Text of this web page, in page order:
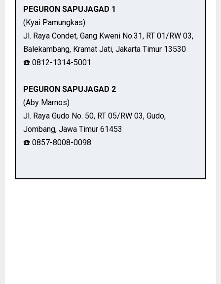
PEGURON SAPUJAGAD 1
(Kyai Pamungkas)
Jl. Raya Condet, Gang Kweni No.31, RT 01/RW 03,
Balekambang, Kramat Jati, Jakarta Timur 13530
☎️ 0812-1314-5001
PEGURON SAPUJAGAD 2
(Aby Marnos)
Jl. Raya Gudo No. 50, RT 05/RW 03, Gudo,
Jombang, Jawa Timur 61453
☎️ 0857-8008-0098